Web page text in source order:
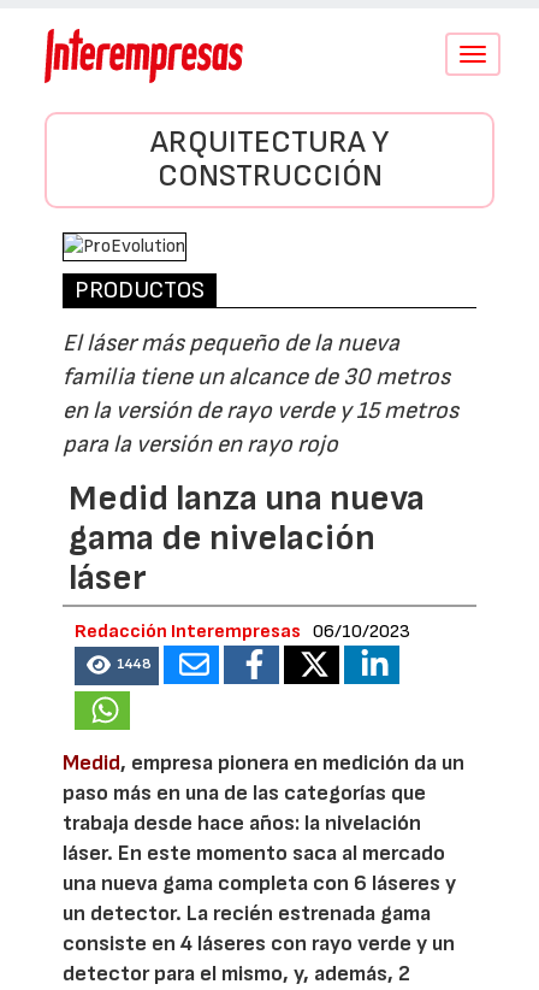
Conmutar
ARQUITECTURA Y
CONSTRUCCIÓN
PRODUCTOS
El láser más pequeño de la nueva
familia tiene un alcance de 30 metros
en la versión de rayo verde y 15 metros
para la versión en rayo rojo
Medid lanza una nueva
gama de nivelación
láser
Redacción Interempresas 06/10/2023
1448
Medid, empresa pionera en medición da un
paso más en una de las categorías que
trabaja desde hace años: la nivelación
láser. En este momento saca al mercado
una nueva gama completa con 6 láseres y
un detector. La recién estrenada gama
consiste en 4 láseres con rayo verde y un
detector para el mismo, y, además, 2